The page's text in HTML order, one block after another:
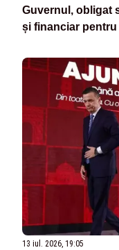
Guvernul, obligat
și financiar pentru
13 iul. 2026, 19:05